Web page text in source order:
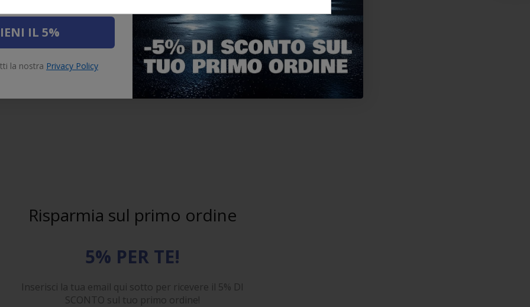
Risparmia sul primo ordine
5% PER TE!
Inserisci la tua email qui sotto per ricevere il 5% DI
SCONTO sul tuo primo ordine!
IL 5%
la nostra Privacy Policy